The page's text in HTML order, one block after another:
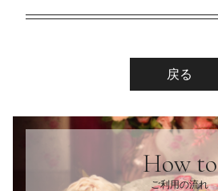
戻る
How to
ご利用の流れ